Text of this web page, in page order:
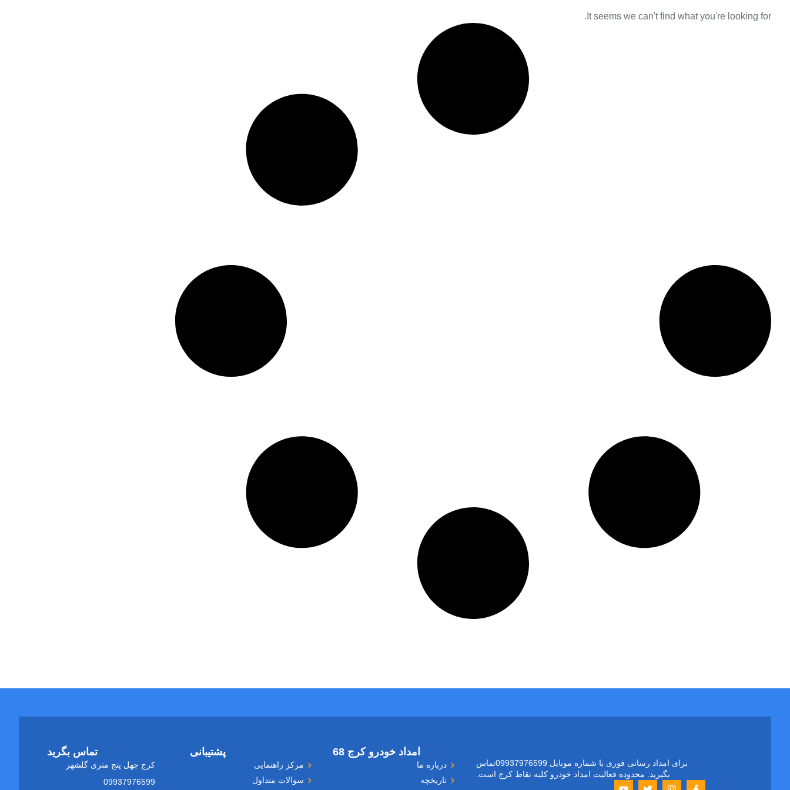
It seems we can't find what you're looking for.
برای امداد رسانی فوری با شماره موبایل 09937976599تماس
بگیرید. محدوده فعالیت امداد خودرو کلیه نقاط کرج است.
امداد خودرو کرج 68
درباره ما
تاریخچه
پشتیبانی
مرکز راهنمایی
سوالات متداول
تماس بگرید
کرج چهل پنج متری گلشهر
09937976599